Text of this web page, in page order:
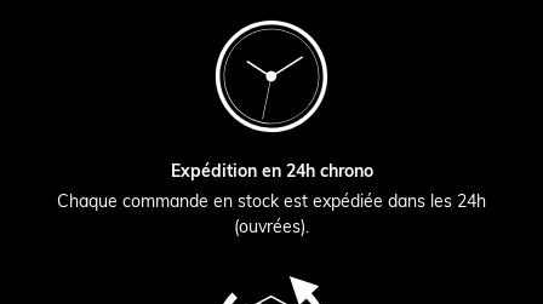
Expédition en 24h chrono
Chaque commande en stock est expédiée dans les 24h
(ouvrées).